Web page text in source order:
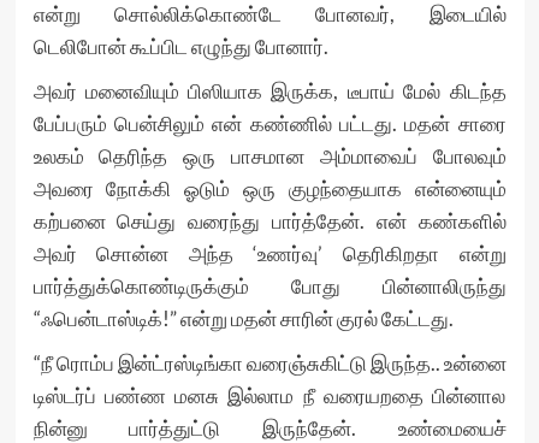
என்று சொல்லிக்கொண்டே போனவர், இடையில்
டெலிபோன் கூப்பிட எழுந்து போனார்.
அவர் மனைவியும் பிஸியாக இருக்க, டீபாய் மேல் கிடந்த
பேப்பரும் பென்சிலும் என் கண்ணில் பட்டது. மதன் சாரை
உலகம் தெரிந்த ஒரு பாசமான அம்மாவைப் போலவும்
அவரை நோக்கி ஓடும் ஒரு குழந்தையாக என்னையும்
கற்பனை செய்து வரைந்து பார்த்தேன். என் கண்களில்
அவர் சொன்ன அந்த ‘உணர்வு’ தெரிகிறதா என்று
பார்த்துக்கொண்டிருக்கும் போது பின்னாலிருந்து
“ஃபென்டாஸ்டிக்!” என்று மதன் சாரின் குரல் கேட்டது.
“நீ ரொம்ப இன்ட்ரஸ்டிங்கா வரைஞ்சுகிட்டு இருந்த.. உன்னை
டிஸ்டர்ப் பண்ண மனசு இல்லாம நீ வரையறதை பின்னால
நின்னு பார்த்துட்டு இருந்தேன். உண்மையைச்